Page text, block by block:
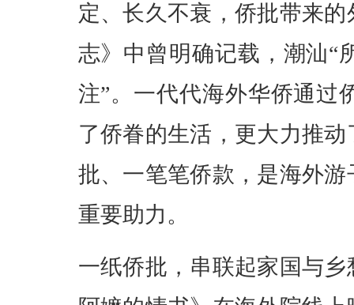
定、长久不衰，侨批带来
志》中曾明确记载，潮汕“
注”。一代代海外华侨通过
了侨眷的生活，更大力推
批、一笔笔侨款，是海外
重要助力。
一纸侨批，串联起家国与